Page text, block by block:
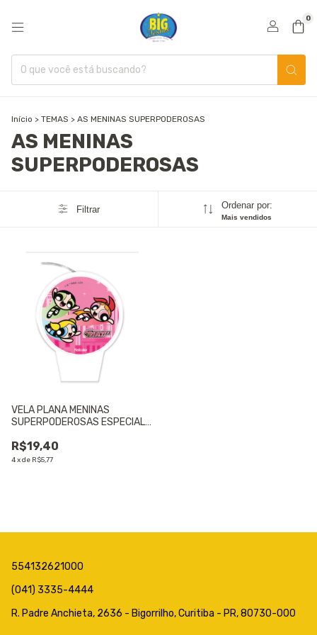
0
Início > TEMAS > AS MENINAS SUPERPODEROSAS
AS MENINAS
SUPERPODEROSAS
Filtrar Ordenar por:
Mais vendidos
VELA PLANA MENINAS
SUPERPODEROSAS ESPECIAL -
R$19,40
4xde R$5,77
554132621000
(041) 3335-4444
R. Padre Anchieta, 2636 - Bigorrilho, Curitiba - PR, 80730-000